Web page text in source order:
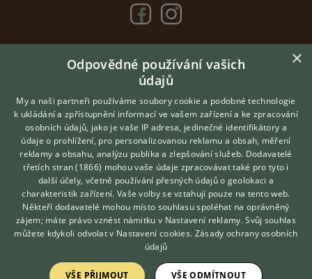
DOMOVSKÁ STRÁNKA
INZERCE
DISKUSE
ČLÁNKY
O nás
Kontakt
Možnosti zvýraznění inzerátů
Podmínky užití
Zpracování osobních údajů
Přihlášení
Hledáte zvířecího kamaráda?
Zdarma vám poradí
VETERINÁŘ ONLINE
KONZULTOVAT S
VETERINÁŘEM
×
Odpovědné používání vašich
údajů
My a naši partneři používáme soubory cookie a podobné technologie
k ukládání a zpřístupnění informací ve vašem zařízení a ke zpracování
osobních údajů, jako je vaše IP adresa, jedinečné identifikátory a
údaje o prohlížení, pro personalizovanou reklamu a obsah, měření
reklamy a obsahu, analýzu publika a zlepšování služeb. Dodavatelé
třetích stran (1866) mohou vaše údaje zpracovávat také pro tyto i
další účely, včetně používání přesných údajů o geolokaci a
charakteristik zařízení. Vaše volby se vztahují pouze na tento web.
Někteří dodavatelé mohou místo souhlasu spoléhat na oprávněný
zájem; máte právo vznést námitku v Nastavení reklamy. Svůj souhlas
můžete kdykoli odvolat v Nastavení cookies. Zásady ochrany osobních
údajů
VŠE PŘIJMOUT VŠE ODMÍTNOUT